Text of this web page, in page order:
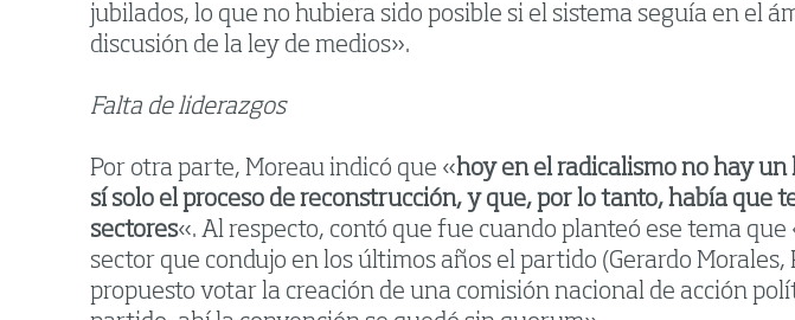
jubilados, lo que no hubiera sido posible si el sistema seguía en el
discusión de la ley de medios».
Falta de liderazgos
Por otra parte, Moreau indicó que «hoy en el radicalismo no hay
sí solo el proceso de reconstrucción, y que, por lo tanto, había que
sectores«. Al respecto, contó que fue cuando planteó ese tema
sector que condujo en los últimos años el partido (Gerardo
propuesto votar la creación de una comisión nacional de acción